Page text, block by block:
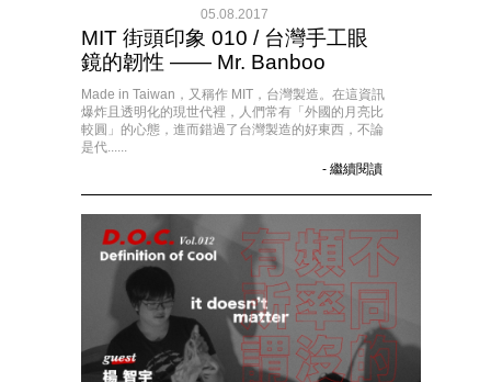
05.08.2017
MIT 街頭印象 010 / 台灣手工眼
鏡的韌性 —— Mr. Banboo
Made in Taiwan，又稱作 MIT，台灣製造。在這資訊
爆炸且透明化的現世代裡，人們常有「外國的月亮比
較圓」的心態，進而錯過了台灣製造的好東西，不論
是代......
- 繼續閱讀